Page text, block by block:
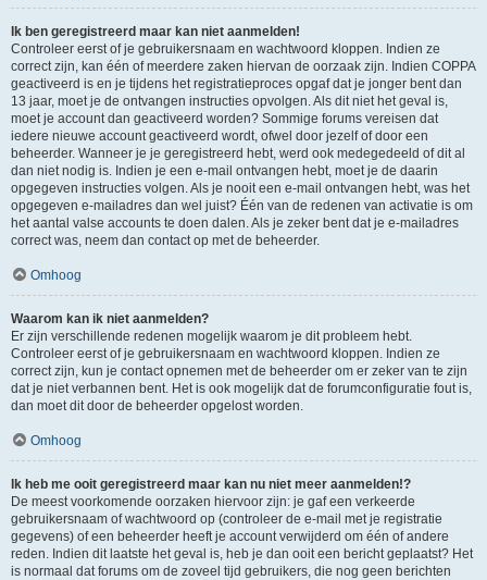
Ik ben geregistreerd maar kan niet aanmelden!
Controleer eerst of je gebruikersnaam en wachtwoord kloppen. Indien ze
correct zijn, kan één of meerdere zaken hiervan de oorzaak zijn. Indien COPPA
geactiveerd is en je tijdens het registratieproces opgaf dat je jonger bent dan
13 jaar, moet je de ontvangen instructies opvolgen. Als dit niet het geval is,
moet je account dan geactiveerd worden? Sommige forums vereisen dat
iedere nieuwe account geactiveerd wordt, ofwel door jezelf of door een
beheerder. Wanneer je je geregistreerd hebt, werd ook medegedeeld of dit al
dan niet nodig is. Indien je een e-mail ontvangen hebt, moet je de daarin
opgegeven instructies volgen. Als je nooit een e-mail ontvangen hebt, was het
opgegeven e-mailadres dan wel juist? Één van de redenen van activatie is om
het aantal valse accounts te doen dalen. Als je zeker bent dat je e-mailadres
correct was, neem dan contact op met de beheerder.
Omhoog
Waarom kan ik niet aanmelden?
Er zijn verschillende redenen mogelijk waarom je dit probleem hebt.
Controleer eerst of je gebruikersnaam en wachtwoord kloppen. Indien ze
correct zijn, kun je contact opnemen met de beheerder om er zeker van te zijn
dat je niet verbannen bent. Het is ook mogelijk dat de forumconfiguratie fout is,
dan moet dit door de beheerder opgelost worden.
Omhoog
Ik heb me ooit geregistreerd maar kan nu niet meer aanmelden!?
De meest voorkomende oorzaken hiervoor zijn: je gaf een verkeerde
gebruikersnaam of wachtwoord op (controleer de e-mail met je registratie
gegevens) of een beheerder heeft je account verwijderd om één of andere
reden. Indien dit laatste het geval is, heb je dan ooit een bericht geplaatst? Het
is normaal dat forums om de zoveel tijd gebruikers, die nog geen berichten